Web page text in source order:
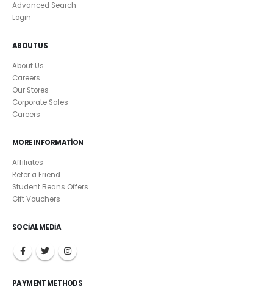
Advanced Search
Login
ABOUT US
About Us
Careers
Our Stores
Corporate Sales
Careers
MORE INFORMATION
Affiliates
Refer a Friend
Student Beans Offers
Gift Vouchers
SOCIAL MEDIA
PAYMENT METHODS